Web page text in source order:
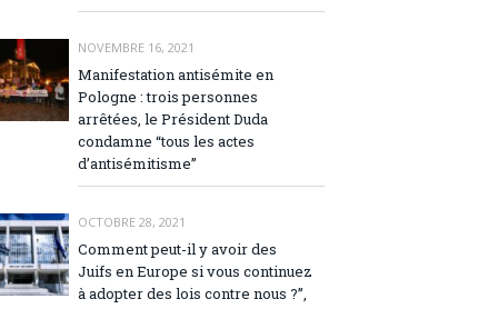
NOVEMBRE 16, 2021
Manifestation antisémite en
Pologne : trois personnes
arrêtées, le Président Duda
condamne “tous les actes
d’antisémitisme”
OCTOBRE 28, 2021
Comment peut-il y avoir des
Juifs en Europe si vous continuez
à adopter des lois contre nous ?”,